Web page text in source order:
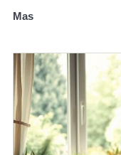
Mas